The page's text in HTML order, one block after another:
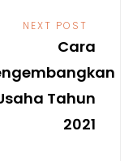
NEXT POST
Cara
Tahun
2021